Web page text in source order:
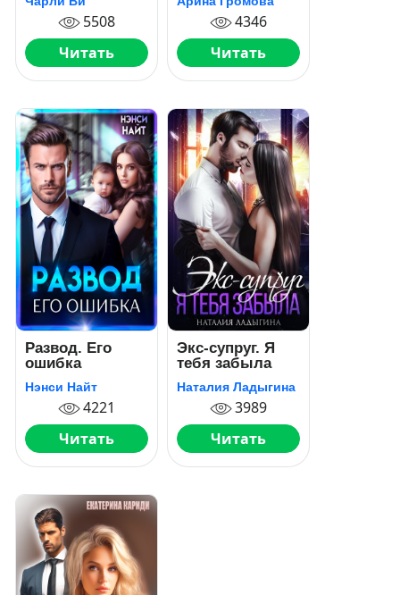
5508
Читать
4346
Читать
Развод. Его
ошибка
Нэнси Найт
4221
Читать
Экс-супруг. Я
тебя забыла
Наталия Ладыгина
3989
Читать